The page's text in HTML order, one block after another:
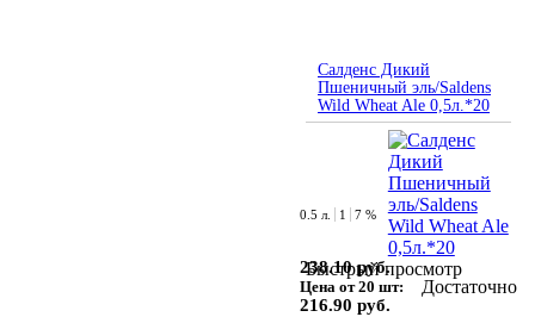
Салденс Дикий
Пшеничный эль/Saldens
Wild Wheat Ale 0,5л.*20
Быстрый просмотр
0.5 л. 1 7 %
238.10 руб.
Цена от 20 шт:
216.90 руб.
Достаточно